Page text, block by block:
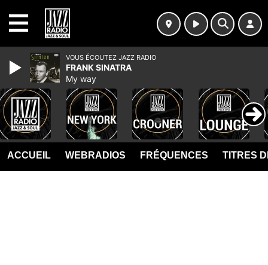
ACCUEIL WEBRADIOS FRÉQUENCES TITRES
VOUS ÉCOUTEZ JAZZ RADIO
FRANK SINATRA
My way